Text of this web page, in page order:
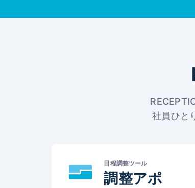
社員ひと
日程調整ツール
調整アポ